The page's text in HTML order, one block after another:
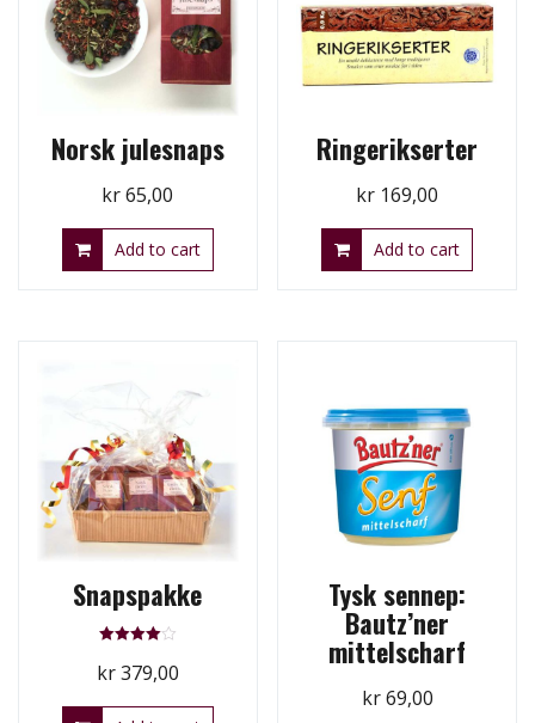
Norsk julesnaps
kr65,00
Add to cart
Ringerikserter
kr 169,00
Add to cart
Snapspakke
4.00
out of 5
kr379,00
Tysk sennep:
Bautz’ner
mittelscharf
kr69,00